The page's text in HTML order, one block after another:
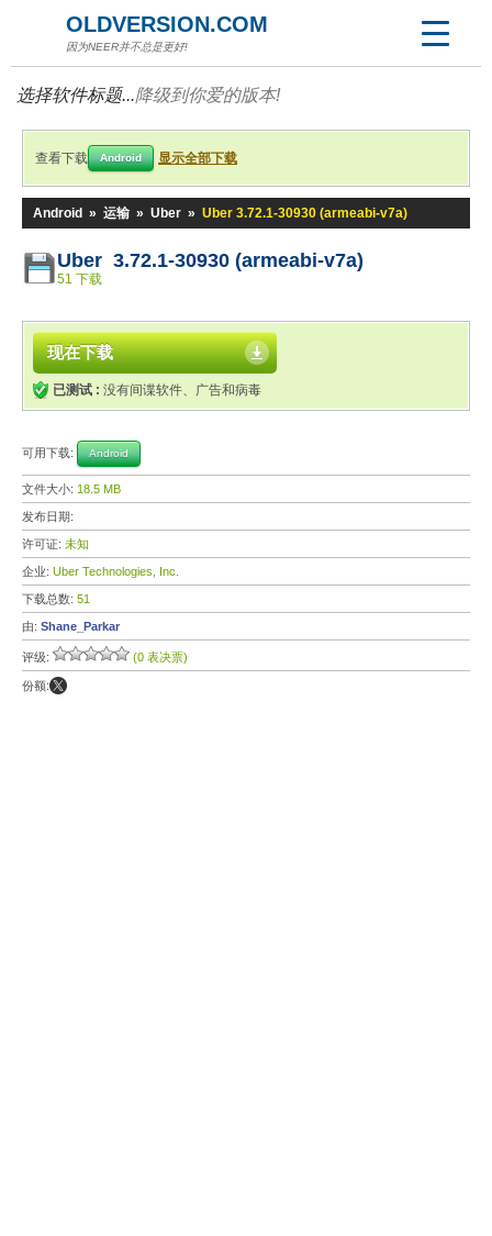
OLDVERSION.COM
因为NEER并不总是更好!
选择软件标题...降级到你爱的版本!
查看下载 Android 显示全部下载
Android » 运输 » Uber » Uber 3.72.1-30930 (armeabi-v7a)
Uber 3.72.1-30930 (armeabi-v7a)
51 下载
现在下载
已测试 : 没有间谍软件、广告和病毒
可用下载: Android
文件大小: 18.5 MB
发布日期:
许可证: 未知
企业: Uber Technologies, Inc.
下载总数: 51
由: Shane_Parkar
评级: (0 表决票)
份额: